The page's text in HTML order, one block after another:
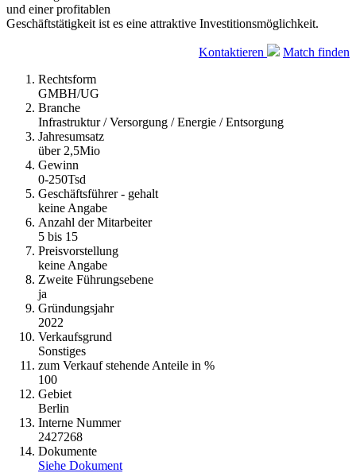
und einer profitablen
Geschäftstätigkeit ist es eine attraktive Investitionsmöglichkeit.
Kontaktieren
Match finden
Rechtsform
GMBH/UG
Branche
Infrastruktur / Versorgung / Energie / Entsorgung
Jahresumsatz
über 2,5Mio
Gewinn
0-250Tsd
Geschäftsführer - gehalt
keine Angabe
Anzahl der Mitarbeiter
5 bis 15
Preisvorstellung
keine Angabe
Zweite Führungsebene
ja
Gründungsjahr
2022
Verkaufsgrund
Sonstiges
zum Verkauf stehende Anteile in %
100
Gebiet
Berlin
Interne Nummer
2427268
Dokumente
Siehe Dokument